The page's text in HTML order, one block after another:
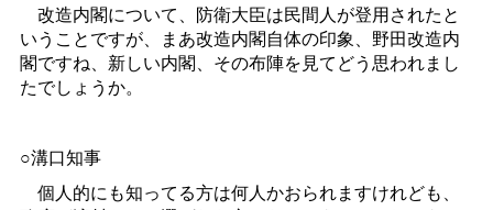
改造内閣について、防衛大臣は民間人が登用されたと
いうことですが、まあ改造内閣自体の印象、野田改造内
閣ですね、新しい内閣、その布陣を見てどう思われまし
たでしょうか。
○溝口知事
個人的にも知ってる方は何人かおられますけれども、